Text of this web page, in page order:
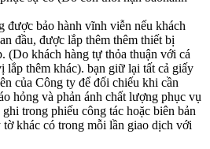
được bảo hành vĩnh viễn nếu khách
đầu, được lắp thêm thêm thiết bị
(Do khách hàng tự thỏa thuận với cá
lắp thêm khác). bạn giữ lại tất cả giấy
của Công ty để đối chiếu khi cần
hỏng và phản ánh chất lượng phục vụ
trong phiếu công tác hoặc biên bản
khác có trong mỗi lần giao dịch với